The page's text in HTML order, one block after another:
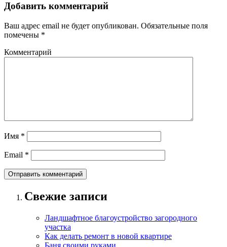
Добавить комментарий
Ваш адрес email не будет опубликован. Обязательные поля
помечены *
Комментарий
Имя *
Email *
Свежие записи
Ландшафтное благоустройство загородного
участка
Как делать ремонт в новой квартире
Баня своими руками